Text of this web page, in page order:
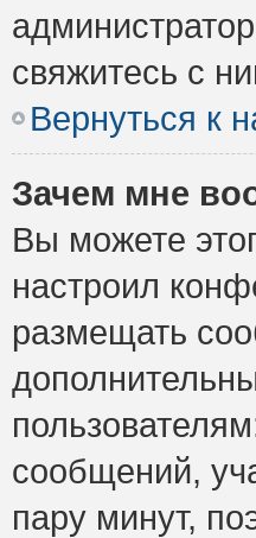
свяжитесь с
Вернуться к
Зачем мне
Вы можете
настроил
размещать
сообщений,
пару минут,